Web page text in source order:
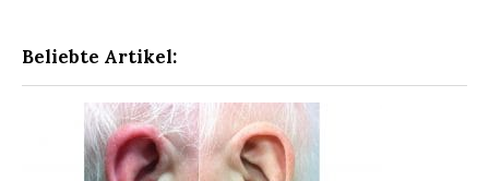
Beliebte Artikel: